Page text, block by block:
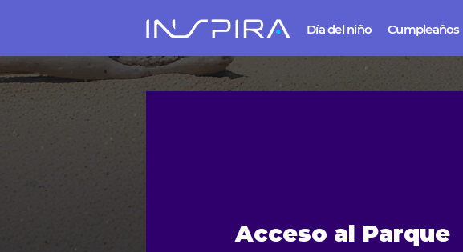
Día del niño Cumpleaños
Acceso al Parque